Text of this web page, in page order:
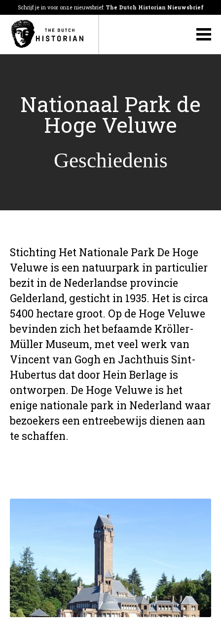
Schrijf je in voor onze nieuwsbrief: The Dutch Historian Nieuwsbrief
Nationaal Park de
Hoge Veluwe
Geschiedenis
Stichting Het Nationale Park De Hoge
Veluwe is een natuurpark in particulier
bezit in de Nederlandse provincie
Gelderland, gesticht in 1935. Het is circa
5400 hectare groot. Op de Hoge Veluwe
bevinden zich het befaamde Kröller-
Müller Museum, met veel werk van
Vincent van Gogh en Jachthuis Sint-
Hubertus dat door Hein Berlage is
ontworpen. De Hoge Veluwe is het
enige nationale park in Nederland waar
bezoekers een entreebewijs dienen aan
te schaffen.